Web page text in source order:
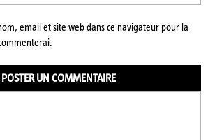
email et site web dans ce navigateur pour la